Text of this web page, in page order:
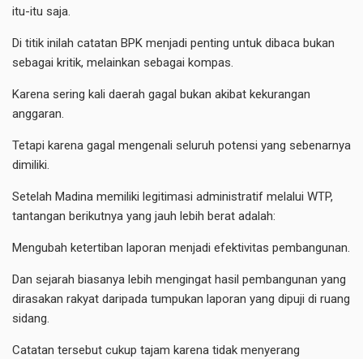
itu-itu saja.
Di titik inilah catatan BPK menjadi penting untuk dibaca bukan
sebagai kritik, melainkan sebagai kompas.
Karena sering kali daerah gagal bukan akibat kekurangan
anggaran.
Tetapi karena gagal mengenali seluruh potensi yang sebenarnya
dimiliki.
Setelah Madina memiliki legitimasi administratif melalui WTP,
tantangan berikutnya yang jauh lebih berat adalah:
Mengubah ketertiban laporan menjadi efektivitas pembangunan.
Dan sejarah biasanya lebih mengingat hasil pembangunan yang
dirasakan rakyat daripada tumpukan laporan yang dipuji di ruang
sidang.
Catatan tersebut cukup tajam karena tidak menyerang